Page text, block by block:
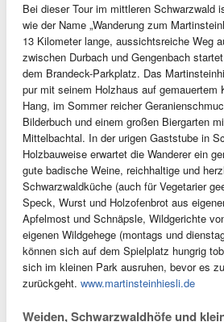
Bei dieser Tour im mittleren Schwarzwald
wie der Name „Wanderung zum
13 Kilometer lange, aussichtsreiche Weg
zwischen Durbach und Gengenbach
dem Brandeck-Parkplatz. Das
pur mit seinem Holzhaus auf gemauertem
Hang, im Sommer reicher
Bilderbuch und einem großen Biergarten
Mittelbachtal. In der urigen Gaststube in
Holzbauweise erwartet die Wanderer ein
gute badische Weine, reichhaltige und
Schwarzwaldküche (auch für Vegetarier
Speck, Wurst und Holzofenbrot aus
Apfelmost und Schnäpsle, Wildgerichte
eigenen Wildgehege (montags und
können sich auf dem Spielplatz hungrig
sich im kleinen Park ausruhen, bevor es
zurückgeht. www.martinsteinhiesli.de
Weiden, Schwarzwaldhöfe und